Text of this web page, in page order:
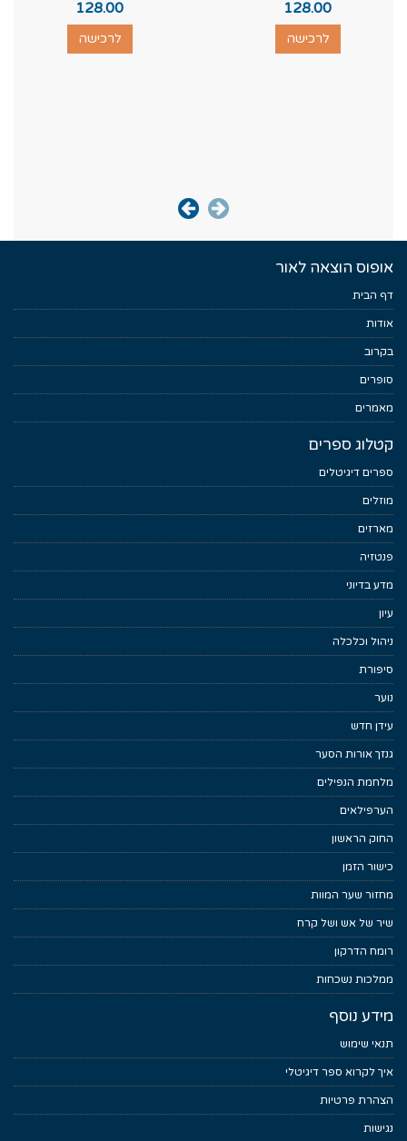
128.00
לרכישה
128.00
לרכישה
אופוס הוצאה לאור
דף הבית
אודות
בקרוב
סופרים
מאמרים
קטלוג ספרים
ספרים דיגיטלים
מוזלים
מארזים
פנטזיה
מדע בדיוני
עיון
ניהול וכלכלה
סיפורת
נוער
עידן חדש
גנזך אורות הסער
מלחמת הנפילים
הערפילאים
החוק הראשון
כישור הזמן
מחזור שער המוות
שיר של אש ושל קרח
רומח הדרקון
ממלכות נשכחות
מידע נוסף
תנאי שימוש
איך לקרוא ספר דיגיטלי
הצהרת פרטיות
נגישות